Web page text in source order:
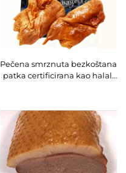
Pečena smrznuta bezkoštana
patka certificirana kao halal,
perad